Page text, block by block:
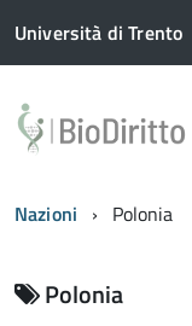
Università di Trento
Nazioni Polonia
Polonia